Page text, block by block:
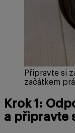
Připravte si
začátkem
Krok 1:
a připravte